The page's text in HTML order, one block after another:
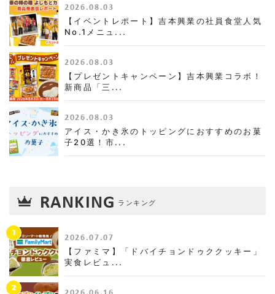
2026.08.03
【イベントレポート】吉本興業の社員食堂人気
No.1メニュ...
2026.08.03
【プレゼントキャンペーン】吉本興業コラボ！
新商品「三...
2026.08.03
アイス・かき氷のトッピングにおすすめのお菓
子20選！市...
RANKING ランキング
1 2026.07.07
【ファミマ】「ドバイチョンドゥククッキー」
実食レビュ...
2